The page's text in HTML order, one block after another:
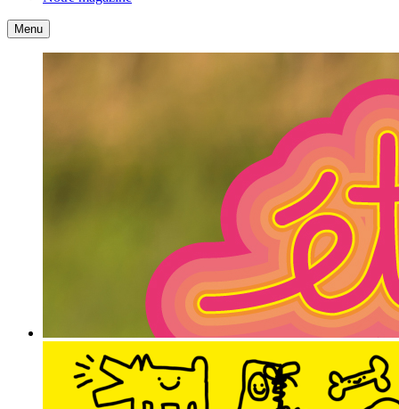
Accueil
Menu Contact